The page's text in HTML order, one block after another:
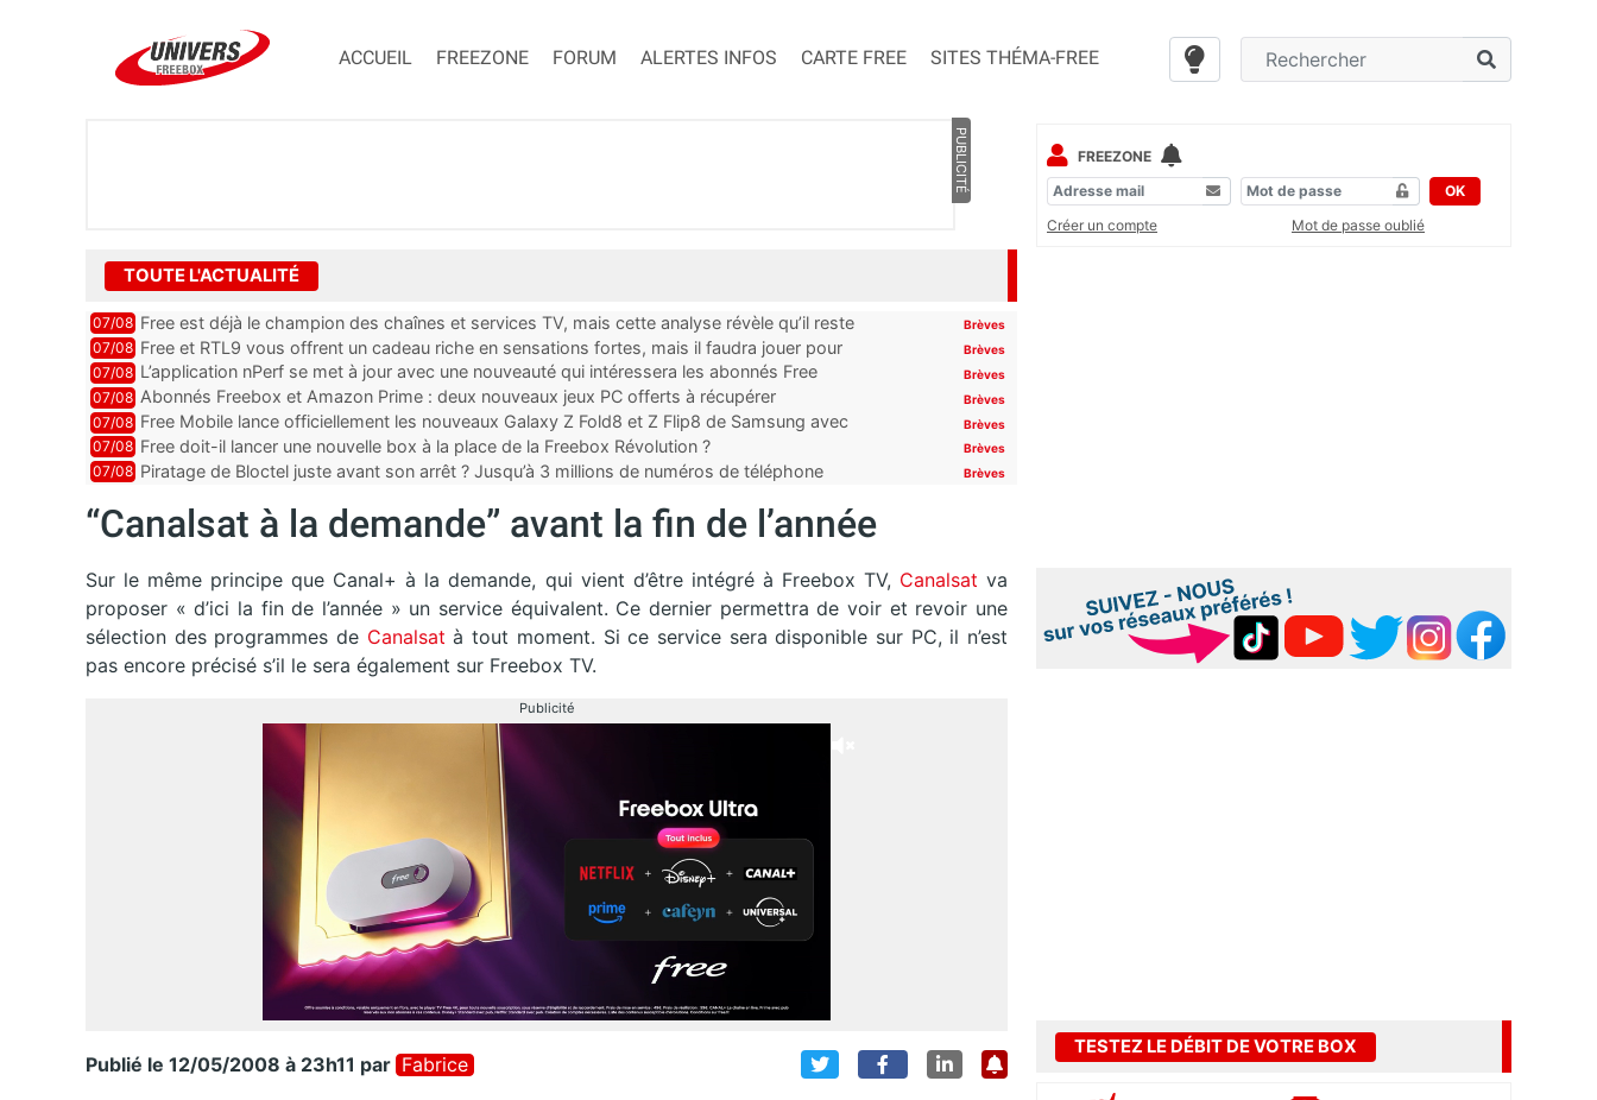
ACCUEIL FREEZONE FORUM ALERTES INFOS CARTE FREE SITES THÉMA-FREE
PUBLICITÉ
TOUTE L'ACTUALITÉ
07/08 Free est déjà le champion des chaînes et services TV, mais cette analyse révèle qu’il reste
encore au moin...
Brèves
07/08 Free et RTL9 vous offrent un cadeau riche en sensations fortes, mais il faudra jouer pour
l’obtenir
Brèves
07/08 L’application nPerf se met à jour avec une nouveauté qui intéressera les abonnés Free
Mobile, Orange, SFR ...
Brèves
07/08 Abonnés Freebox et Amazon Prime : deux nouveaux jeux PC offerts à récupérer Brèves
07/08 Free Mobile lance officiellement les nouveaux Galaxy Z Fold8 et Z Flip8 de Samsung avec
des promos et des cadeaux
Brèves
07/08 Free doit-il lancer une nouvelle box à la place de la Freebox Révolution ? Brèves
07/08 Piratage de Bloctel juste avant son arrêt ? Jusqu’à 3 millions de numéros de téléphone
Brèves
“Canalsat à la demande” avant la fin de l’année
Sur le même principe que Canal+ à la demande, qui vient d’être intégré à Freebox TV, Canalsatva
proposer « d’ici la fin de l’année » un service équivalent. Ce dernier permettra de voir et revoir une
sélection des programmes de Canalsatà tout moment. Si ce service sera disponible sur PC, il n’est
pas encore précisé s’il le sera également sur Freebox TV.
Publicité
Publié le 12/05/2008 à 23h11 par Fabrice
FREEZONE
OK
Créer un compte
Mot de passe oublié
TESTEZ LE DÉBIT DE VOTRE BOX